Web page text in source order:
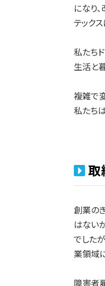
になり
テック
私たち
生活と
複雑で
私たち
取
創業の
はない
でした
業領域
障害者